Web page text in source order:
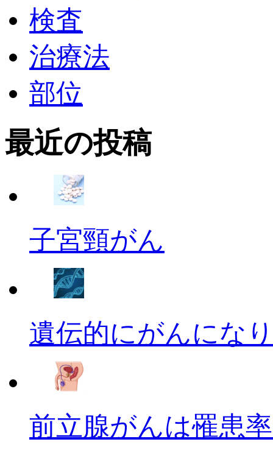
検査
治療法
部位
最近の投稿
子宮頸がん
遺伝的にがんにな
前立腺がんは罹患